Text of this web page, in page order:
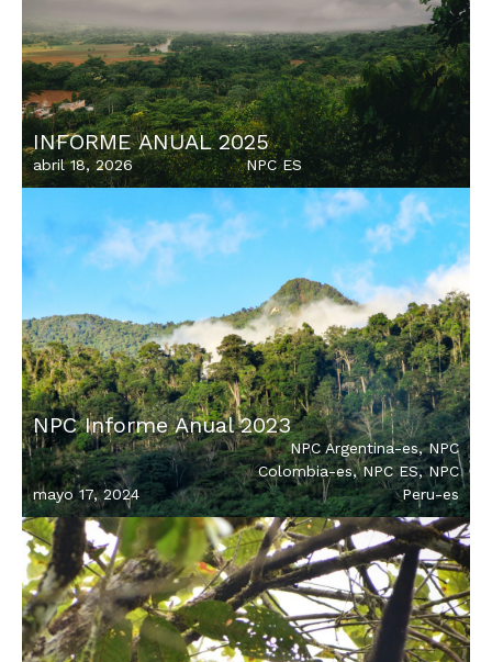
INFORME ANUAL 2025
abril 18, 2026 NPC ES
NPC Informe Anual 2023
mayo 17, 2024
NPC Argentina-es,NPC
Colombia-es,NPC ES,NPC
Peru-es